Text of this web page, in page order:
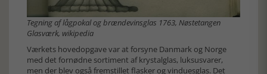
Tegning af lågpokal og brændevinsglas 1763, Nøstetangen
Glasværk, wikipedia
Værkets hovedopgave var at forsyne Danmark og Norge
med det fornødne sortiment af krystalglas, luksusvarer,
men der blev også fremstillet flasker og vinduesglas. Det